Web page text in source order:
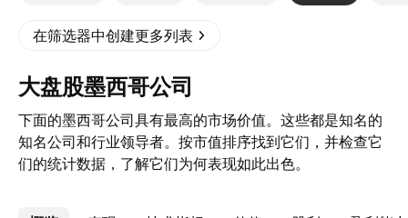
在筛选器中创建更多列表
大盘股墨西哥公司
下面的墨西哥公司具有最高的市场价值。这些都是知名的
知名公司和行业领导者。按市值排序找到它们，并检查它
们的统计数据，了解它们为何表现如此出色。